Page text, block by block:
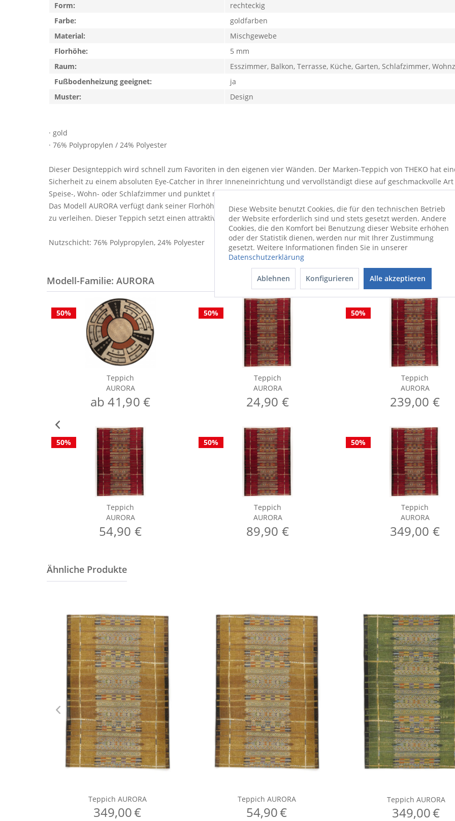
· gold
· 76% Polypropylen / 24% Polyester
Dieser Designteppich wird schnell zum Favoriten in den eigenen vier Wänden. Der Marken-Teppich von THEKO hat
Sicherheit zu einem absoluten Eye-Catcher in Ihrer Inneneinrichtung und vervollständigt diese auf geschmackvolle
Speise-, Wohn- oder Schlafzimmer und punktet mit der Qualität des verwendeten Mischgewebes. Der Teppich besitzt
Das Modell AURORA verfügt dank seiner Florhöhe von 5 mm über ein wirklich angenehmes Laufgefühl. Es ist ein
zu verleihen. Dieser Teppich setzt einen attraktiven Akzent.
Nutzschicht: 76% Polypropylen, 24% Polyester
Form:
rechteckig
Farbe:
goldfarben
Material:
Mischgewebe
Florhöhe:
5 mm
Raum:
Esszimmer, Balkon, Terrasse, Küche, Garten, Schlafzimmer,
Fußbodenheizung geeignet:
ja
Muster:
Design
Modell-Familie: AURORA
50%
Teppich
AURORA
ab 41,90 €
50%
Teppich
AURORA
54,90 €
50%
Teppich
AURORA
24,90 €
50%
Teppich
AURORA
89,90 €
50%
Teppich
AURORA
239,00 €
50%
Teppich
AURORA
349,00 €
Diese Website benutzt Cookies, die für den technischen Betrieb
der Website erforderlich sind und stets gesetzt werden. Andere
Cookies, die den Komfort bei Benutzung dieser Website erhöhen
oder der Statistik dienen, werden nur mit Ihrer Zustimmung
gesetzt. Weitere Informationen finden Sie in unserer
Datenschutzerklärung
Ablehnen Konfigurieren Alle akzeptieren